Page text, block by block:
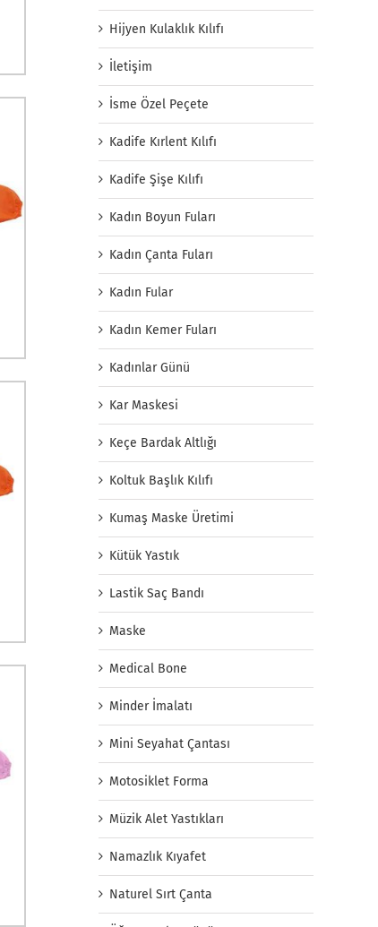
Hijyen Kulaklık Kılıfı
İletişim
İsme Özel Peçete
Kadife Kırlent Kılıfı
Kadife Şişe Kılıfı
Kadın Boyun Fuları
Kadın Çanta Fuları
Kadın Fular
Kadın Kemer Fuları
Kadınlar Günü
Kar Maskesi
Keçe Bardak Altlığı
Koltuk Başlık Kılıfı
Kumaş Maske Üretimi
Kütük Yastık
Lastik Saç Bandı
Maske
Medical Bone
Minder İmalatı
Mini Seyahat Çantası
Motosiklet Forma
Müzik Alet Yastıkları
Namazlık Kıyafet
Naturel Sırt Çanta